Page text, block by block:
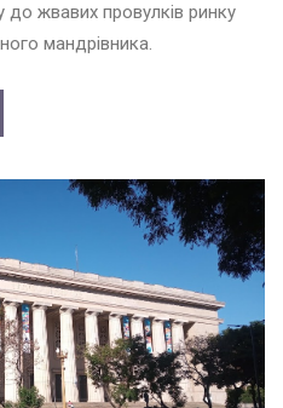
до жвавих провулків ринку
мандрівника.